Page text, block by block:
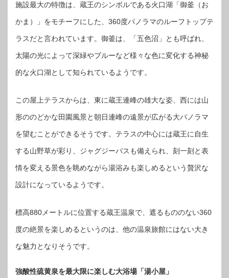
施設最大の特徴は、蔵王のシンボルである火口湖「御釜（お
かま）」をモチーフにした、360度パノラマのルーフトップテ
ラスだと言われています。御釜は、「五色沼」とも呼ばれ、
太陽の光によって深緑やブルーなど様々な色に変化する神秘
的な火口湖として知られているようです。
この屋上テラスからは、東に蔵王連峰の雄大な姿、西には山
形ののどかな田園風景と朝日連峰の遠景が広がる大パノラマ
を望むことができるそうです。テラスの中心には蔵王に自生
する山野草が彩り、ジャグジーバスも備えられ、刻一刻と表
情を変える景色を眺めながら湯浴みも楽しめるという贅沢な
設計になっているようです。
標高880メートルに位置する蔵王温泉で、遮るもののない360
度の絶景を楽しめるというのは、他の温泉旅館にはない大き
な魅力となりそうです。
強酸性硫黄泉を最大限に楽しむ大浴場「湯小屋」